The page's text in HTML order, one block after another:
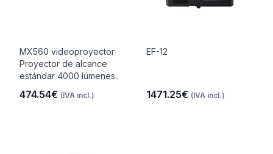
MX560 videoproyector
Proyector de alcance
estándar 4000 lúmenes..
474.54€ (IVA incl.)
EF-12
1471.25€ (IVA incl.)